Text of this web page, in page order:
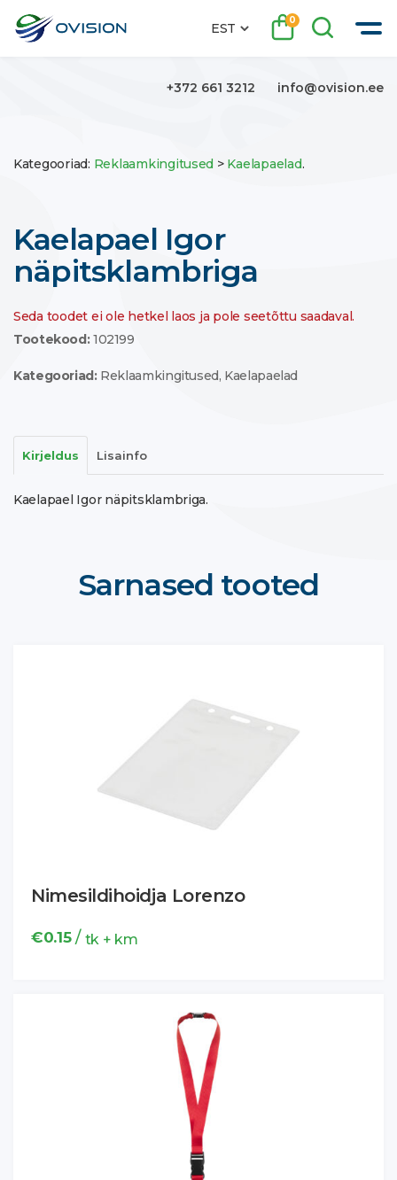
EST
0
+372 661 3212 info@ovision.ee
Kategooriad: Reklaamkingitused > Kaelapaelad.
Kaelapael Igor
näpitsklambriga
Seda toodet ei ole hetkel laos ja pole seetõttu saadaval.
Tootekood: 102199
Kategooriad: Reklaamkingitused, Kaelapaelad
Kirjeldus Lisainfo
Kaelapael Igor näpitsklambriga.
Sarnased tooted
Nimesildihoidja Lorenzo
€0.15/ tk + km